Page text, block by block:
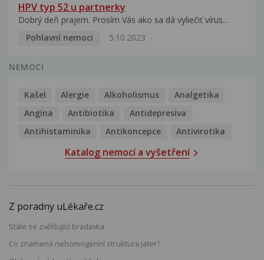
HPV typ 52 u partnerky
Dobrý deň prajem. Prosím Vás ako sa dá vyliečiť vírus...
Pohlavní nemoci
5.10.2023
NEMOCI
Kašel Alergie Alkoholismus
Analgetika
Angína
Antibiotika
Antidepresiva
Antihistaminika
Antikoncepce Antivirotika
Katalog nemocí a vyšetření
Z poradny uLékaře.cz
Stále se zvětšující bradavka
Co znamená nehomogenní struktura jater?